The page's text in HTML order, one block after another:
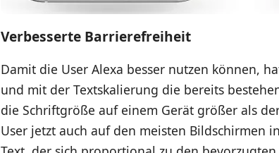
Verbesserte Barrierefreiheit
Damit die User Alexa besser nutzen können,
und mit der Textskalierung die bereits
die Schriftgröße auf einem Gerät größer als
User jetzt auch auf den meisten Bildschirmen